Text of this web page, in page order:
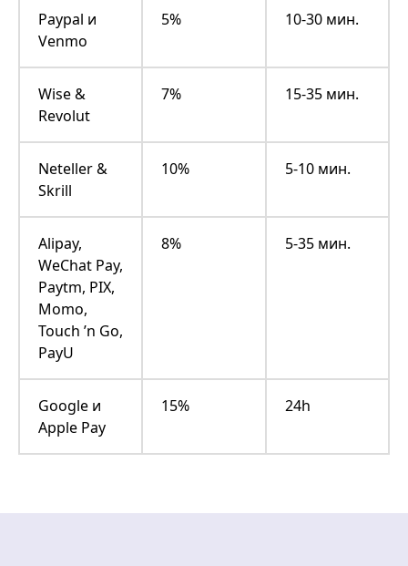
Paypal и
Venmo
5% 10-30 мин.
Wise &
Revolut
7% 15-35 мин.
Neteller &
Skrill
10% 5-10 мин.
Alipay,
WeChat Pay,
Paytm, PIX,
Momo,
Touch ’n Go,
PayU
8% 5-35 мин.
Google и
Apple Pay
15% 24h